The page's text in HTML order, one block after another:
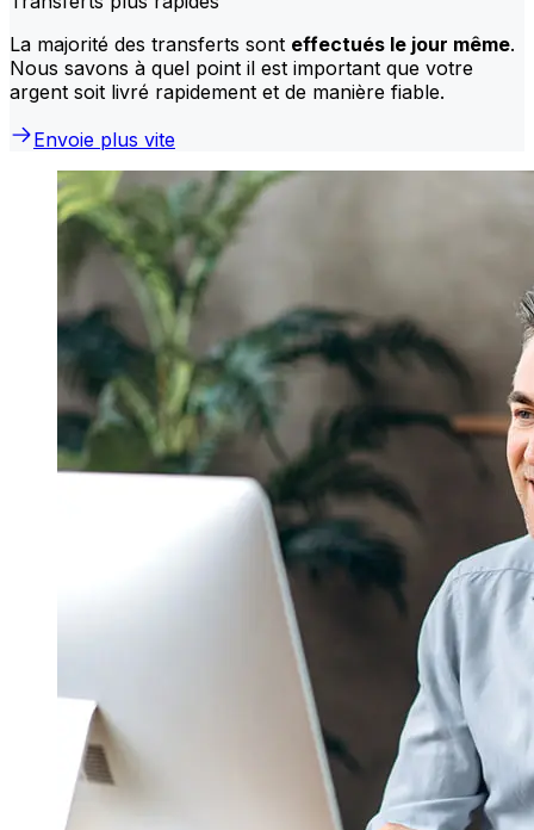
La majorité des transferts sont effectués le jour même.
Nous savons à quel point il est important que votre
argent soit livré rapidement et de manière fiable.
Envoie plus vite